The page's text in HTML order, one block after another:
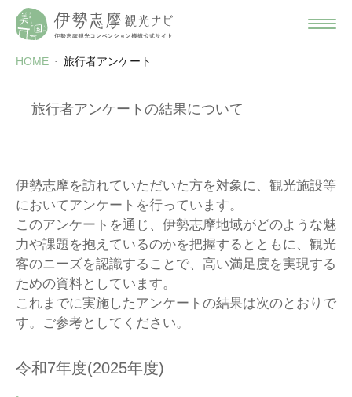
HOME 旅行者アンケート
旅行者アンケートの結果について
伊勢志摩を訪れていただいた方を対象に、観光施設等
においてアンケートを行っています。
このアンケートを通じ、伊勢志摩地域がどのような魅
力や課題を抱えているのかを把握するとともに、観光
客のニーズを認識することで、高い満足度を実現する
ための資料としています。
これまでに実施したアンケートの結果は次のとおりで
す。ご参考としてください。
令和7年度(2025年度)